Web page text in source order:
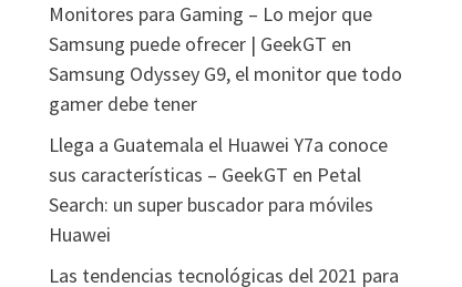
Monitores para Gaming – Lo mejor que
Samsung puede ofrecer | GeekGT en
Samsung Odyssey G9, el monitor que todo
gamer debe tener
Llega a Guatemala el Huawei Y7a conoce
sus características – GeekGT en Petal
Search: un super buscador para móviles
Huawei
Las tendencias tecnológicas del 2021 para